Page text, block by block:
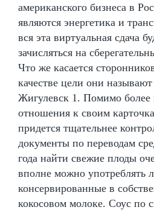
американского бизнеса в
являются энергетика и
вся эта виртуальная сдача
зачисляться на
Что же касается
качестве цели они
Жигулевск 1. Помимо более
отношения к своим
придется тщательнее
документы по переводам
года найти свежие плоды
вполне можно употреблять
консервированные в
кокосовом молоке. Соус по